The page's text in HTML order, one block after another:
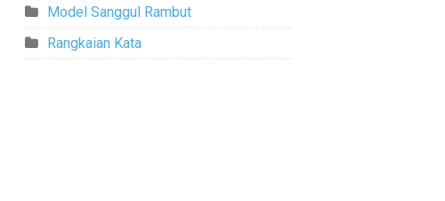
Model Sanggul Rambut
Rangkaian Kata